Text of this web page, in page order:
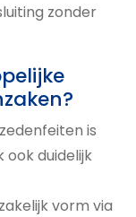
zonder
is
duidelijk
vorm via